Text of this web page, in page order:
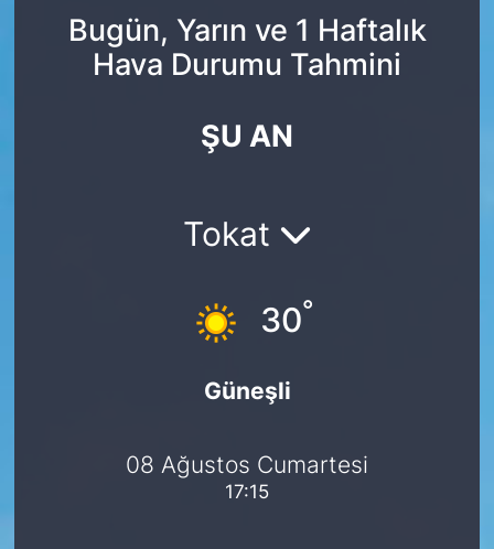
Bugün, Yarın ve 1 Haftalık
Hava Durumu Tahmini
ŞU AN
Tokat
30°
Güneşli
08 Ağustos Cumartesi
17:15
GÜNÜN MANŞETİ
DÜNYA
KÜLTÜR - SANAT
Tanıtım
Mersin Trafik Yoğunluk Haritası
Süper Lig Puan Durumu ve Fikstür